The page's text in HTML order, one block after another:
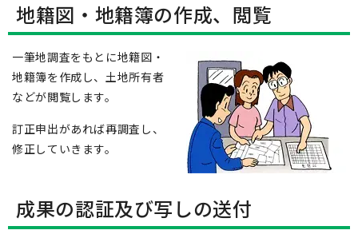
地籍図・地籍簿の作成、閲覧
一筆地調査をもとに地籍図・
地籍簿を作成し、土地所有者
などが閲覧します。
訂正申出があれば再調査し、
修正していきます。
成果の認証及び写しの送付